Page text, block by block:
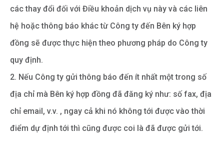
các thay đổi đối với Điều khoản dịch vụ này và các liên
hệ hoặc thông báo khác từ Công ty đến Bên ký hợp
đồng sẽ được thực hiện theo phương pháp do Công ty
quy định.
2. Nếu Công ty gửi thông báo đến ít nhất một trong số
địa chỉ mà Bên ký hợp đồng đã đăng ký như: số fax, địa
chỉ email, v.v. , ngay cả khi nó không tới được vào thời
điểm dự định tới thì cũng được coi là đã được gửi tới.